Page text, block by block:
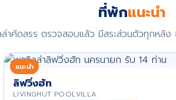
ที่พักแนะนำ
าคัดสรร ตรวจสอบแล้ว มีสระส่วนตัวทุกหลั
แนะนำ
ลิฟวิ่งฮัท
LIVINGHUT POOLVILLA